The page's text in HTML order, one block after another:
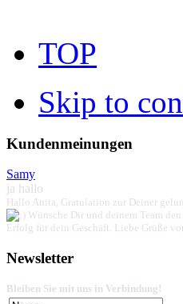
TOP
Skip to
Kundenmeinungen
Samy
ja hallo
Hallo Anita, Gratulation zur Deiner
Wünsche Dir und deinem Team
Erfolg für dein Geschäft. Liebe Grüße
Newsletter
Bleiben Sie mit uns in Verbindung!